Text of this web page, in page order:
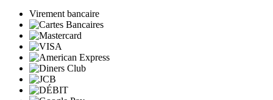
Virement bancaire